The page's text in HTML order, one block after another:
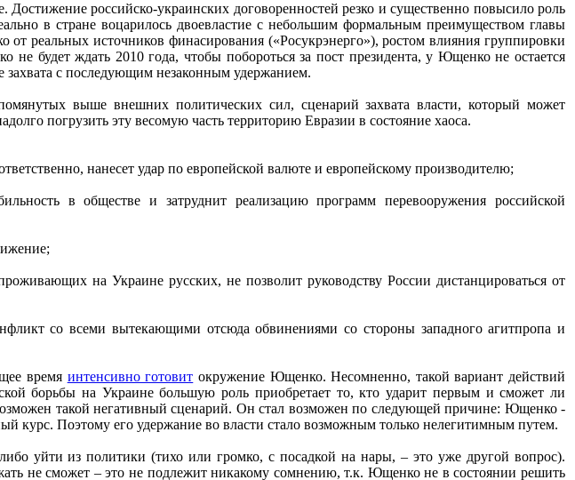
российско-украинских договоренностей резко и существенно повысило роль
в стране воцарилось двоевластие с небольшим формальным преимуществом главы
реальных источников финасирования («Росукрэнерго»), ростом влияния группировки
будет ждать 2010 года, чтобы побороться за пост президента, у Ющенко не остается
захвата с последующим незаконным удержанием.
выше внешних политических сил, сценарий захвата власти, который может
погрузить эту весомую часть территорию Евразии в состояние хаоса.
нанесет удар по европейской валюте и европейскому производителю;
в обществе и затруднит реализацию программ перевооружения российской
на Украине русских, не позволит руководству России дистанцироваться от
со всеми вытекающими отсюда обвинениями со стороны западного агитпропа и
время интенсивно готовит окружение Ющенко. Несомненно, такой вариант действий
борьбы на Украине большую роль приобретает то, кто ударит первым и сможет ли
такой негативный сценарий. Он стал возможен по следующей причине: Ющенко -
курс. Поэтому его удержание во власти стало возможным только нелегитимным путем.
уйти из политики (тихо или громко, с посадкой на нары, – это уже другой вопрос).
не сможет – это не подлежит никакому сомнению, т.к. Ющенко не в состоянии решить